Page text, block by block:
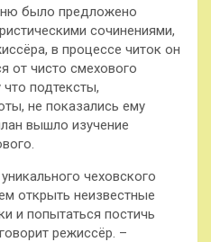
было предложено
сочинениями,
в процессе читок он
от чисто смехового
подтексты,
не показались ему
вышло изучение
чеховского
открыть неизвестные
и попытаться постичь
режиссёр. –